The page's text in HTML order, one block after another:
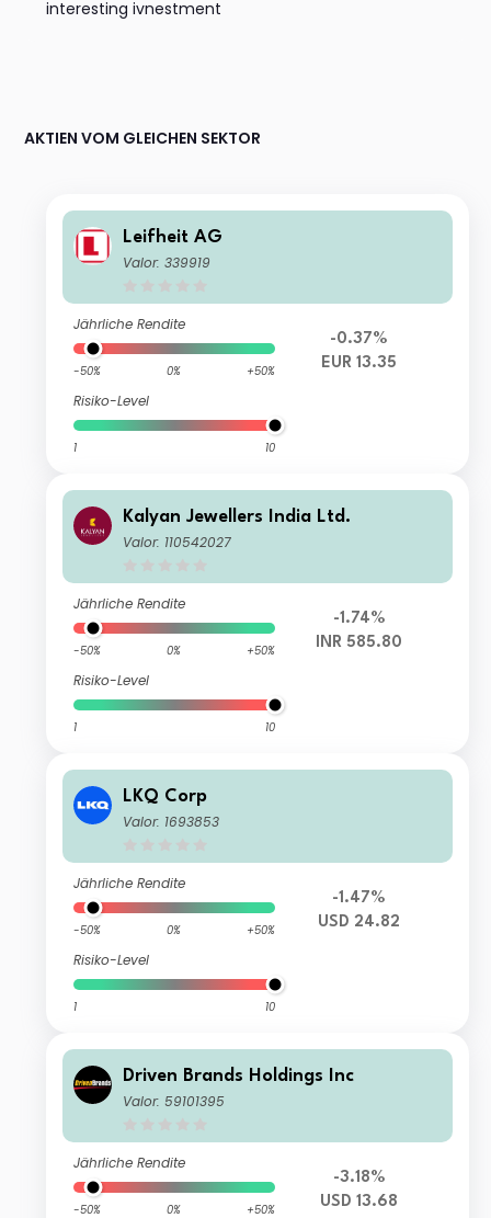
interesting ivnestment
AKTIEN VOM GLEICHEN SEKTOR
Leifheit AG
Valor: 339919
Jährliche Rendite
-50% 0% +50%
Risiko-Level
1 10
-0.37%
EUR 13.35
Kalyan Jewellers India Ltd.
Valor: 110542027
Jährliche Rendite
-50% 0% +50%
Risiko-Level
1 10
-1.74%
INR 585.80
LKQ Corp
Valor: 1693853
Jährliche Rendite
-50% 0% +50%
Risiko-Level
1 10
-1.47%
USD 24.82
Driven Brands Holdings Inc
Valor: 59101395
Jährliche Rendite
-50% 0% +50%
-3.18%
USD 13.68